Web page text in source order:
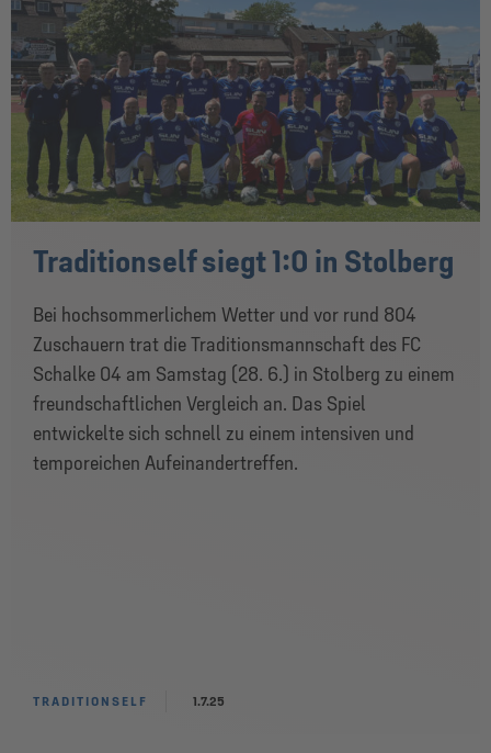
Traditionself siegt 1:0 in Stolberg
Bei hochsommerlichem Wetter und vor rund 804
Zuschauern trat die Traditionsmannschaft des FC
Schalke 04 am Samstag (28. 6.) in Stolberg zu einem
freundschaftlichen Vergleich an. Das Spiel
entwickelte sich schnell zu einem intensiven und
temporeichen Aufeinandertreffen.
TRADITIONSELF 1.7.25